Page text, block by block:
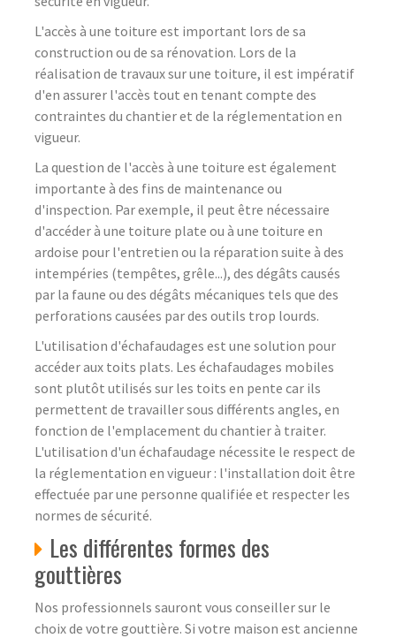
L'accès à une toiture est important lors de sa
construction ou de sa rénovation. Lors de la
réalisation de travaux sur une toiture, il est impératif
d'en assurer l'accès tout en tenant compte des
contraintes du chantier et de la réglementation en
vigueur.
La question de l'accès à une toiture est également
importante à des fins de maintenance ou
d'inspection. Par exemple, il peut être nécessaire
d'accéder à une toiture plate ou à une toiture en
ardoise pour l'entretien ou la réparation suite à des
intempéries (tempêtes, grêle...), des dégâts causés
par la faune ou des dégâts mécaniques tels que des
perforations causées par des outils trop lourds.
L'utilisation d'échafaudages est une solution pour
accéder aux toits plats. Les échafaudages mobiles
sont plutôt utilisés sur les toits en pente car ils
permettent de travailler sous différents angles, en
fonction de l'emplacement du chantier à traiter.
L'utilisation d'un échafaudage nécessite le respect de
la réglementation en vigueur : l'installation doit être
effectuée par une personne qualifiée et respecter les
normes de sécurité.
Les différentes formes des
gouttières
Nos professionnels sauront vous conseiller sur le
choix de votre gouttière. Si votre maison est ancienne